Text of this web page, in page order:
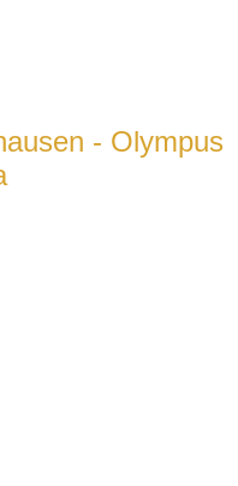
- Olympus